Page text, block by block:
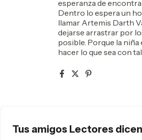
esperanza de
Dentro lo espera un
llamar Artemis Darth
dejarse arrastrar por
posible. Porque la niña
hacer lo que sea con
Tus amigos Lectores